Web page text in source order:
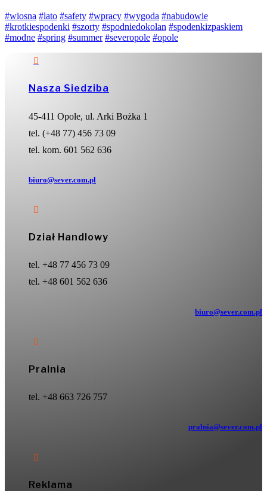
#wiosna #lato #safety #wpracy #wygoda #nabudowie
#krotkiespodenki #szorty #spodniedokolan #spodenkizpaskiem
#modne #spring #summer #severopole #opole

Nasza Siedziba
45-411 Opole, ul. Arki Bożka 1
tel. (+48 77) 456 73 09
tel. kom. 601 562 636
biuro@sever.com.pl

Dział Handlowy
tel. +48 77 456 73 09
tel. +48 601 562 636
biuro@sever.com.pl

Pralnia
tel. +48 663 726 757
pralnia@sever.com.pl

Reklama